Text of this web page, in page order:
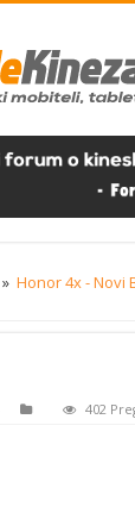
» Honor 4x - Novi
402